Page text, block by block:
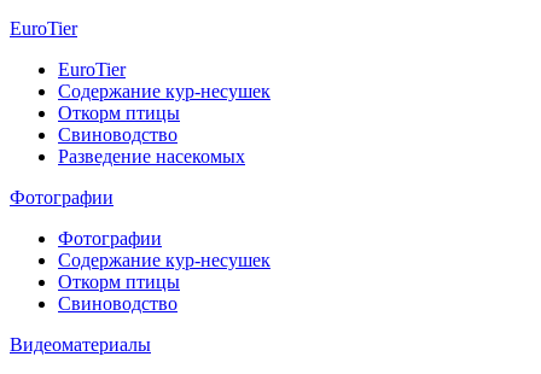
EuroTier
EuroTier
Содержание кур-несушек
Откорм птицы
Свиноводство
Разведение насекомых
Фотографии
Фотографии
Содержание кур-несушек
Откорм птицы
Свиноводство
Видеоматериалы